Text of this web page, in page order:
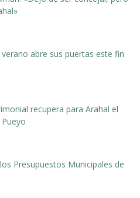
abre sus puertas este fin
recupera para Arahal el
Presupuestos Municipales de